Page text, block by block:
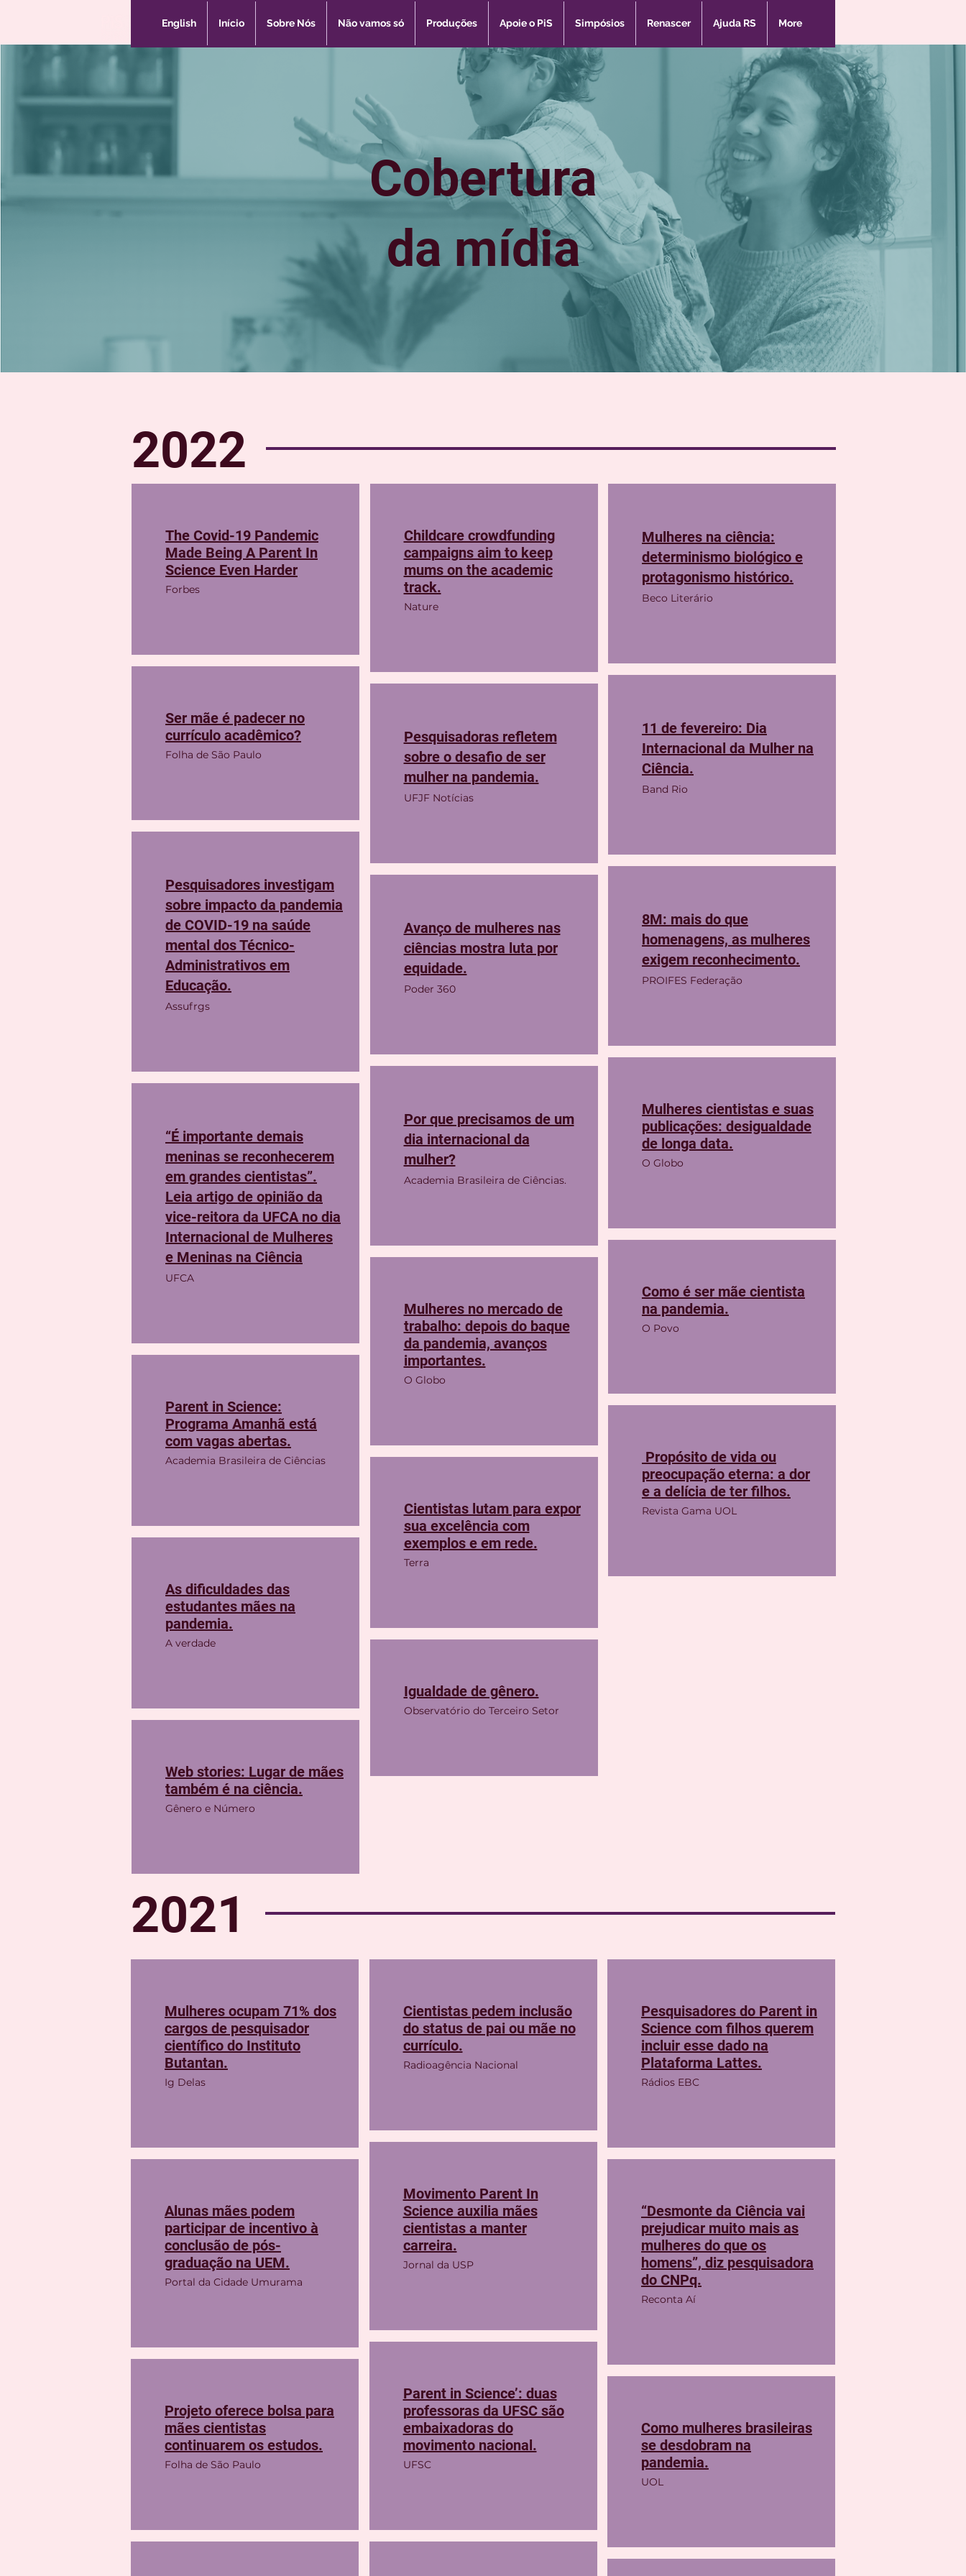
English Início Sobre Nós Não vamos só Produções Apoie o PiS Simpósios Renascer Ajuda RS More
Cobertura
da mídia
2022
The Covid-19 Pandemic
Made Being A Parent In
Science Even Harder
Forbes
Ser mãe é padecer no
currículo acadêmico?
Folha de São Paulo
Pesquisadores investigam
sobre impacto da pandemia
de COVID-19 na saúde
mental dos Técnico-
Administrativos em
Educação.
Assufrgs
“É importante demais
meninas se reconhecerem
em grandes cientistas”.
Leia artigo de opinião da
vice-reitora da UFCA no dia
Internacional de Mulheres
e Meninas na Ciência
UFCA
Parent in Science:
Programa Amanhã está
com vagas abertas.
Academia Brasileira de Ciências
As dificuldades das
estudantes mães na
pandemia.
A verdade
Web stories: Lugar de mães
também é na ciência.
Gênero e Número
Childcare crowdfunding
campaigns aim to keep
mums on the academic
track.
Nature
Pesquisadoras refletem
sobre o desafio de ser
mulher na pandemia.
UFJF Notícias
Avanço de mulheres nas
ciências mostra luta por
equidade.
Poder 360
Por que precisamos de um
dia internacional da
mulher?
Academia Brasileira de Ciências.
Mulheres no mercado de
trabalho: depois do baque
da pandemia, avanços
importantes.
O Globo
Cientistas lutam para expor
sua excelência com
exemplos e em rede.
Terra
Igualdade de gênero.
Observatório do Terceiro Setor
Mulheres na ciência:
determinismo biológico e
protagonismo histórico.
Beco Literário
11 de fevereiro: Dia
Internacional da Mulher na
Ciência.
Band Rio
8M: mais do que
homenagens, as mulheres
exigem reconhecimento.
PROIFES Federação
Mulheres cientistas e suas
publicações: desigualdade
de longa data.
O Globo
Como é ser mãe cientista
na pandemia.
O Povo
Propósito de vida ou
preocupação eterna: a dor
e a delícia de ter filhos.
Revista Gama UOL
2021
Mulheres ocupam 71% dos
cargos de pesquisador
científico do Instituto
Butantan.
Ig Delas
Alunas mães podem
participar de incentivo à
conclusão de pós-
graduação na UEM.
Portal da Cidade Umurama
Projeto oferece bolsa para
mães cientistas
continuarem os estudos.
Folha de São Paulo
Cientistas pedem inclusão
do status de pai ou mãe no
currículo.
Radioagência Nacional
Movimento Parent In
Science auxilia mães
cientistas a manter
carreira.
Jornal da USP
Parent in Science’: duas
professoras da UFSC são
embaixadoras do
movimento nacional.
UFSC
Pesquisadores do Parent in
Science com filhos querem
incluir esse dado na
Plataforma Lattes.
Rádios EBC
“Desmonte da Ciência vai
prejudicar muito mais as
mulheres do que os
homens”, diz pesquisadora
do CNPq.
Reconta Aí
Como mulheres brasileiras
se desdobram na
pandemia.
UOL